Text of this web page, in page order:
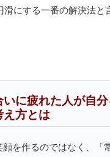
滑にする一番の解決法と
いに疲れた人が自
え方とは
顔を作るのではなく、「